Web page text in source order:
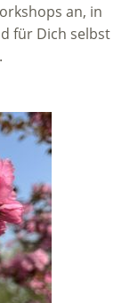
an, in
für Dich selbst